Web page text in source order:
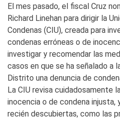
El mes pasado, el fiscal Cruz
Richard Linehan para dirigir la
Condenas (CIU), creada para
condenas erróneas o de
investigar y recomendar las
casos en que se ha señalado a
Distrito una denuncia de
La CIU revisa cuidadosamente
inocencia o de condena injusta,
recién descubiertas, como las